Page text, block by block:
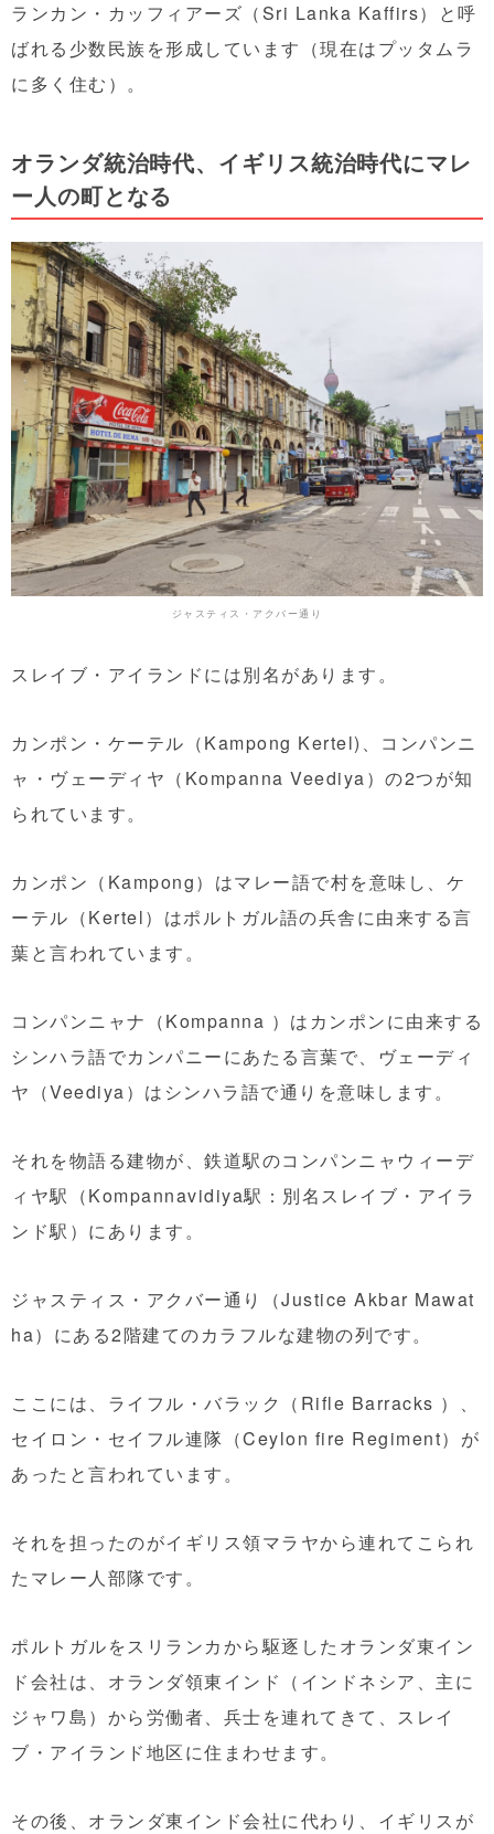
ランカン・カッフィアーズ（Sri Lanka Kaffirs）と呼
ばれる少数民族を形成しています（現在はプッタムラ
に多く住む）。
オランダ統治時代、イギリス統治時代にマレ
ー人の町となる
ジャスティス・アクバー通り
スレイブ・アイランドには別名があります。
カンポン・ケーテル（Kampong Kertel)、コンパンニ
ャ・ヴェーディヤ（Kompanna Veediya）の2つが知
られています。
カンポン（Kampong）はマレー語で村を意味し、ケ
ーテル（Kertel）はポルトガル語の兵舎に由来する言
葉と言われています。
コンパンニャナ（Kompanna ）はカンポンに由来する
シンハラ語でカンパニーにあたる言葉で、ヴェーディ
ヤ（Veediya）はシンハラ語で通りを意味します。
それを物語る建物が、鉄道駅のコンパンニャウィーデ
ィヤ駅（Kompannavidiya駅：別名スレイブ・アイラ
ンド駅）にあります。
ジャスティス・アクバー通り（Justice Akbar Mawat
ha）にある2階建てのカラフルな建物の列です。
ここには、ライフル・バラック（Rifle Barracks ）、
セイロン・セイフル連隊（Ceylon fire Regiment）が
あったと言われています。
それを担ったのがイギリス領マラヤから連れてこられ
たマレー人部隊です。
ポルトガルをスリランカから駆逐したオランダ東イン
ド会社は、オランダ領東インド（インドネシア、主に
ジャワ島）から労働者、兵士を連れてきて、スレイ
ブ・アイランド地区に住まわせます。
その後、オランダ東インド会社に代わり、イギリスが